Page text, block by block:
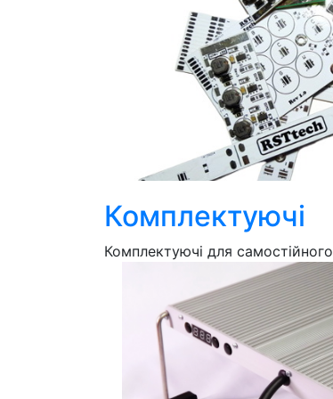
Комплектуючі
Комплектуючі для